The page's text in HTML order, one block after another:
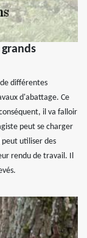
différentes
d'abattage. Ce
il va falloir
peut se charger
peut utiliser des
rendu de travail. Il